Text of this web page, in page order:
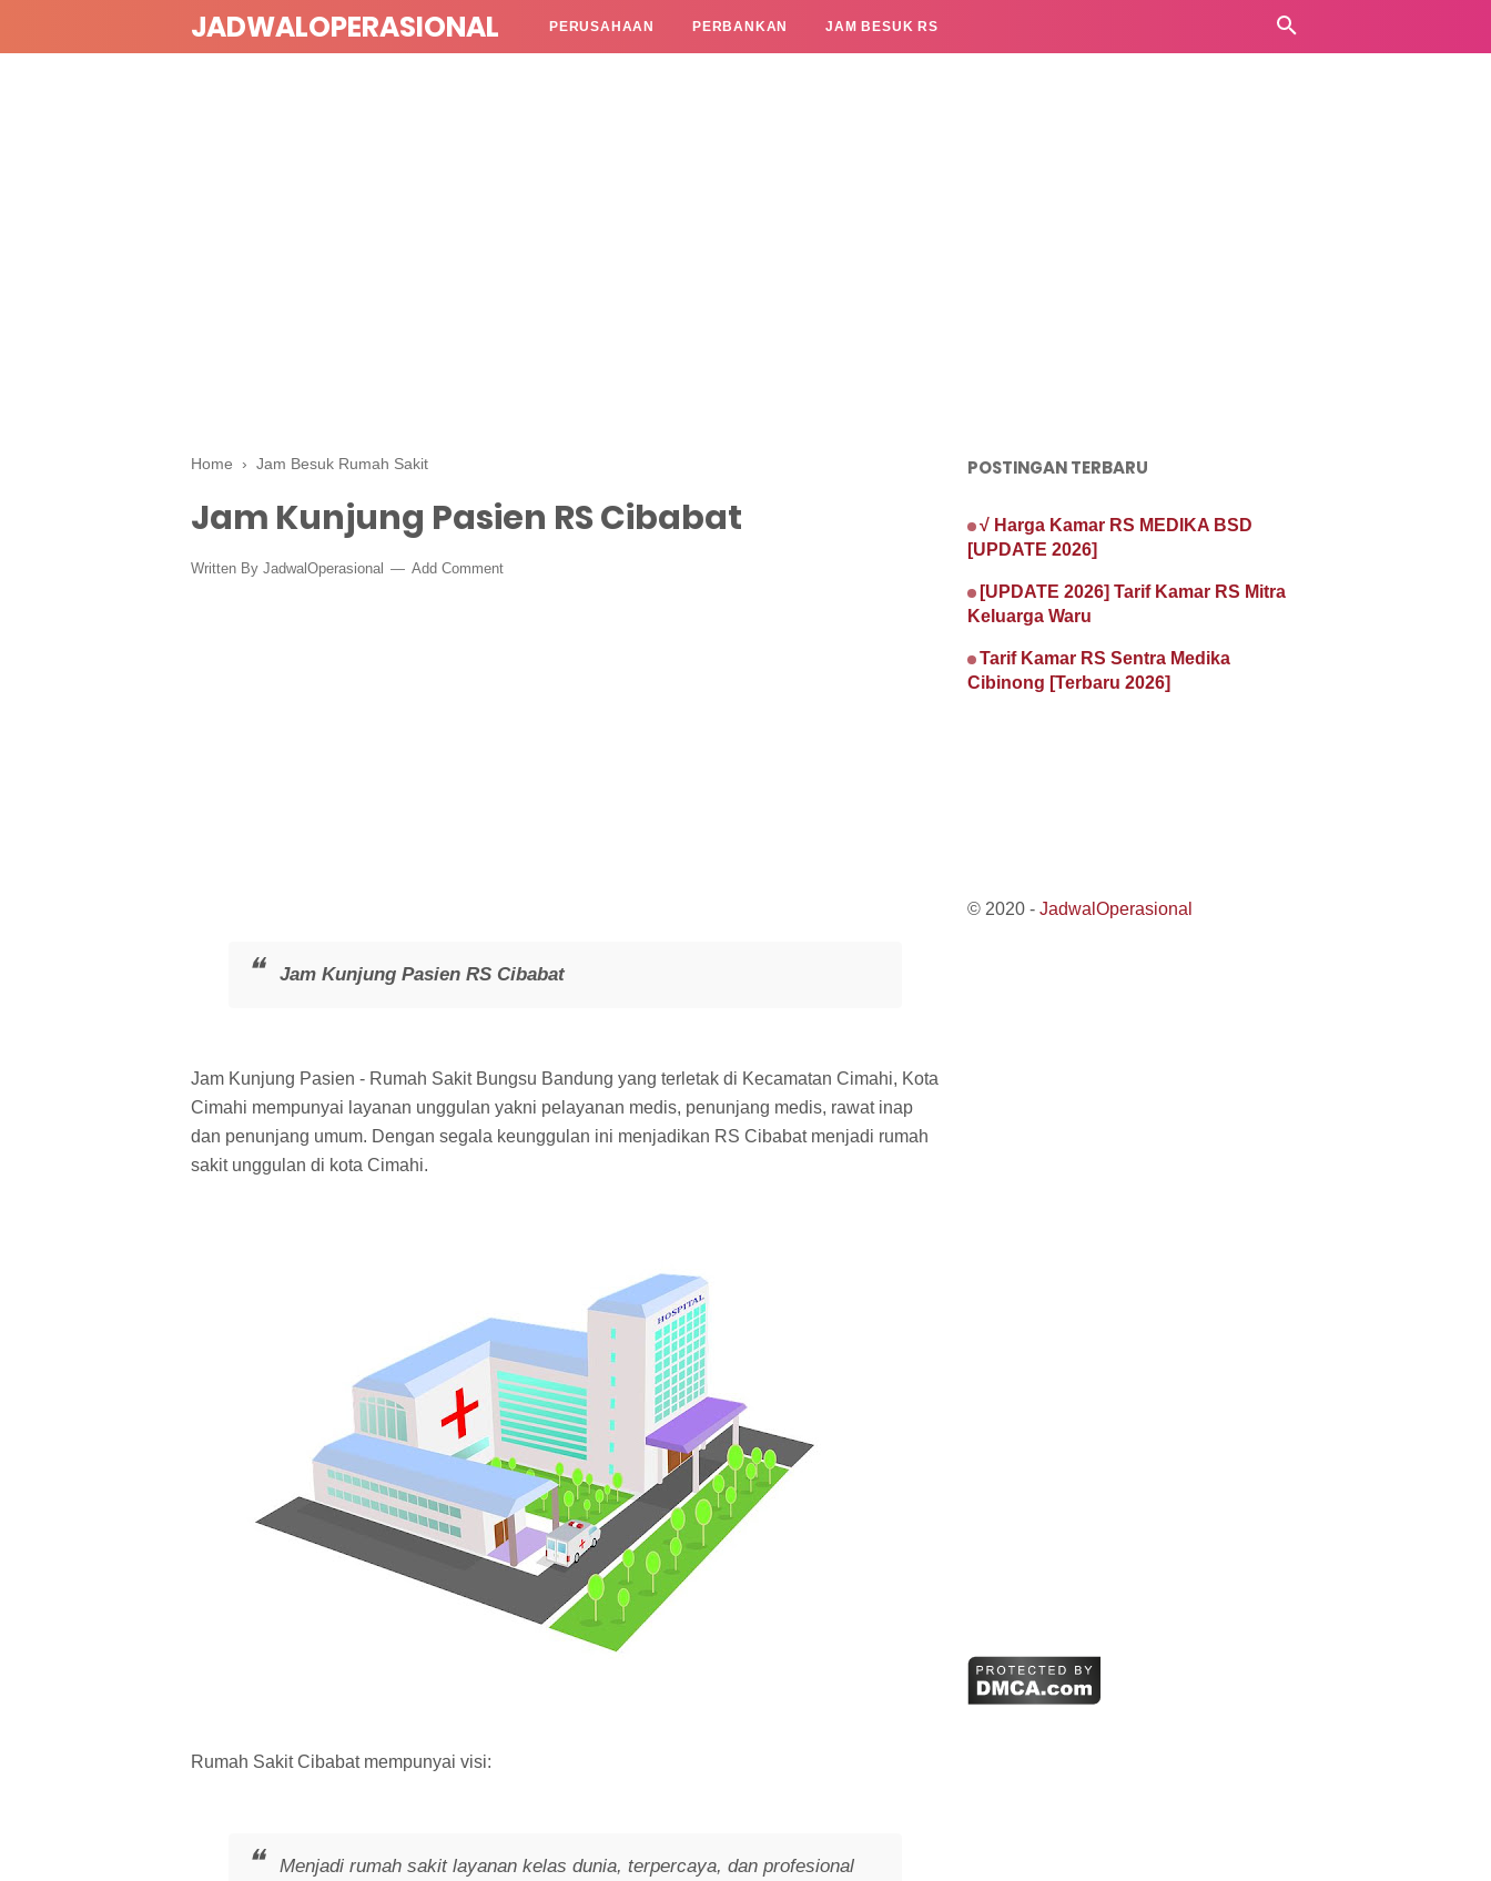
JADWALOPERASIONAL PERUSAHAAN PERBANKAN JAM BESUK RS
Home › Jam Besuk Rumah Sakit
Jam Kunjung Pasien RS Cibabat
Written By JadwalOperasional Add Comment
Jam Kunjung Pasien RS Cibabat
Jam Kunjung Pasien - Rumah Sakit Bungsu Bandung yang terletak di Kecamatan Cimahi, Kota
Cimahi mempunyai layanan unggulan yakni pelayanan medis, penunjang medis, rawat inap
dan penunjang umum. Dengan segala keunggulan ini menjadikan RS Cibabat menjadi rumah
sakit unggulan di kota Cimahi.
Rumah Sakit Cibabat mempunyai visi:
Menjadi rumah sakit layanan kelas dunia, terpercaya, dan profesional
POSTINGAN TERBARU
√ Harga Kamar RS MEDIKA BSD
[UPDATE 2026]
[UPDATE 2026] Tarif Kamar RS Mitra
Keluarga Waru
Tarif Kamar RS Sentra Medika
Cibinong [Terbaru 2026]
© 2020 - JadwalOperasional